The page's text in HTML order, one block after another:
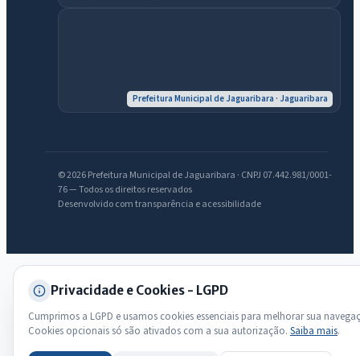
Prefeitura Municipal de Jaguaribara · Jaguaribara
© 2026 Prefeitura Municipal de Jaguaribara · CNPJ 07.442.981/0001-
76 — Todos os direitos reservados
Desenvolvido com transparência e acessibilidade
Privacidade e Cookies - LGPD
Cumprimos a LGPD e usamos cookies essenciais para melhorar sua
Cookies opcionais só são ativados com a sua autorização. Saiba mais.
Olá. Pergunte sobre serviços, notícias, legislação, Diário Oficial,